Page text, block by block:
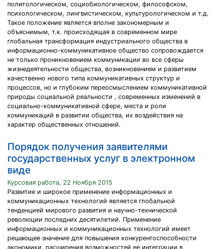
политологическом, социобиологическом, философском,
психологическом, лингвистическом, культурологическом и т.д.
Такое положение является вполне закономерным и
объяснимым, т.к. происходящая в современном мире
глобальная трансформация индустриального общества в
информационно-коммуникативное общество сопровождается
не только проникновением коммуникации во все сферы
жизнедеятельности общества, возникновением и развитием
качественно нового типа коммуникативных структур и
процессов, но и глубоким переосмыслением коммуникативной
природы социальной реальности , современных изменений в
социально-коммуникативной сфере, места и роли
коммуникаций в развитии общества, их воздействия на
характер общественных отношений.
Порядок получения заявителями
государственных услуг в электронном
виде
Курсовая работа, 22 Ноября 2015
Развитие и широкое применение информационных и
коммуникационных технологий является глобальной
тенденцией мирового развития и научно-технической
революции последних десятилетий. Применение
информационных и коммуникационных технологий имеет
решающее значение для повышения конкурентоспособности
экономики, расширения возможностей ее интеграции в